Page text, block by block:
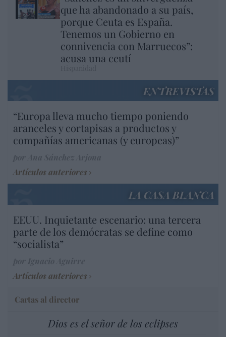
que ha abandonado a su país,
porque Ceuta es España.
Tenemos un Gobierno en
connivencia con Marruecos”:
acusa una ceutí
ENTREVISTAS
“Europa lleva mucho tiempo poniendo
aranceles y cortapisas a productos y
compañías americanas (y europeas)”
Artículos anteriores
LA CASA BLANCA
EEUU. Inquietante escenario: una tercera
parte de los demócratas se define como
“socialista”
Artículos anteriores
Cartas al director
Dios es el señor de los eclipses